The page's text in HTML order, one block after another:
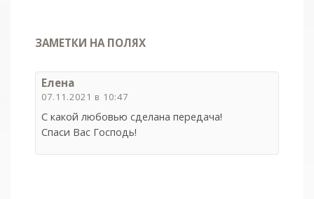
ЗАМЕТКИ НА ПОЛЯХ
Елена
07.11.2021 в 10:47
С какой любовью сделана передача!
Спаси Вас Господь!